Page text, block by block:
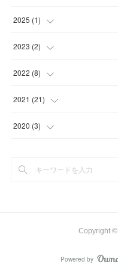
( )
( )
(
2025 (1)
( )
2023 (2)
( )
(1
2022 (8)
(1
( )
(2
2021 (21)
( 10 )
(
2020 (3)
(
Copyright ©
Powered by